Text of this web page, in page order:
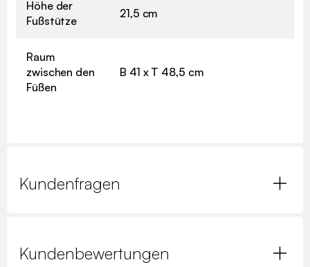
Höhe der
Fußstütze
21,5 cm
Raum
zwischen den
Füßen
B 41 x T 48,5 cm
Kundenfragen
Kundenbewertungen